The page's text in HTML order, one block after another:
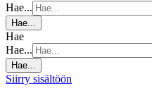
Hae...
Hae...
Hae
Hae...
Hae...
Siirry sisältöön